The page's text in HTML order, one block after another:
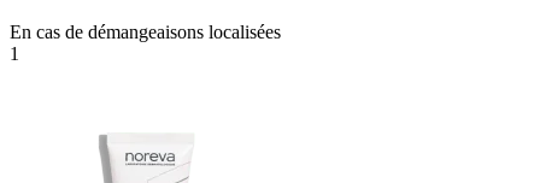
En cas de démangeaisons localisées
1